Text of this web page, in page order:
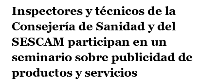
Inspectores y técnicos de la
Consejería de Sanidad y del
SESCAM participan en un
seminario sobre publicidad de
productos y servicios